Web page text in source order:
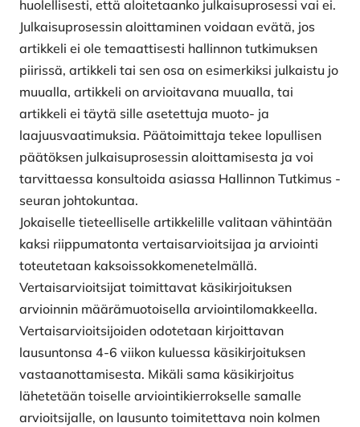
huolellisesti, että aloitetaanko julkaisuprosessi vai ei.
Julkaisuprosessin aloittaminen voidaan evätä, jos
artikkeli ei ole temaattisesti hallinnon tutkimuksen
piirissä, artikkeli tai sen osa on esimerkiksi julkaistu jo
muualla, artikkeli on arvioitavana muualla, tai
artikkeli ei täytä sille asetettuja muoto- ja
laajuusvaatimuksia. Päätoimittaja tekee lopullisen
päätöksen julkaisuprosessin aloittamisesta ja voi
tarvittaessa konsultoida asiassa Hallinnon Tutkimus -
seuran johtokuntaa.
Jokaiselle tieteelliselle artikkelille valitaan vähintään
kaksi riippumatonta vertaisarvioitsijaa ja arviointi
toteutetaan kaksoissokkomenetelmällä.
Vertaisarvioitsijat toimittavat käsikirjoituksen
arvioinnin määrämuotoisella arviointilomakkeella.
Vertaisarvioitsijoiden odotetaan kirjoittavan
lausuntonsa 4-6 viikon kuluessa käsikirjoituksen
vastaanottamisesta. Mikäli sama käsikirjoitus
lähetetään toiselle arviointikierrokselle samalle
arvioitsijalle, on lausunto toimitettava noin kolmen